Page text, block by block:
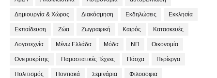
Δημιουργία & Χώρος Διακόσμηση Εκδηλώσεις Εκκλησία
Εκπαίδευση Ζώα Ζωγραφική Καιρός Κατασκευές
Λογοτεχνία Μένω Ελλάδα Μόδα ΝΠ Οικονομία
Ονειροκρίτης Παραστατικές Τέχνες Πάσχα Περίεργα
Πολιτισμός Ποντιακά Σεμινάρια Φιλοσοφια